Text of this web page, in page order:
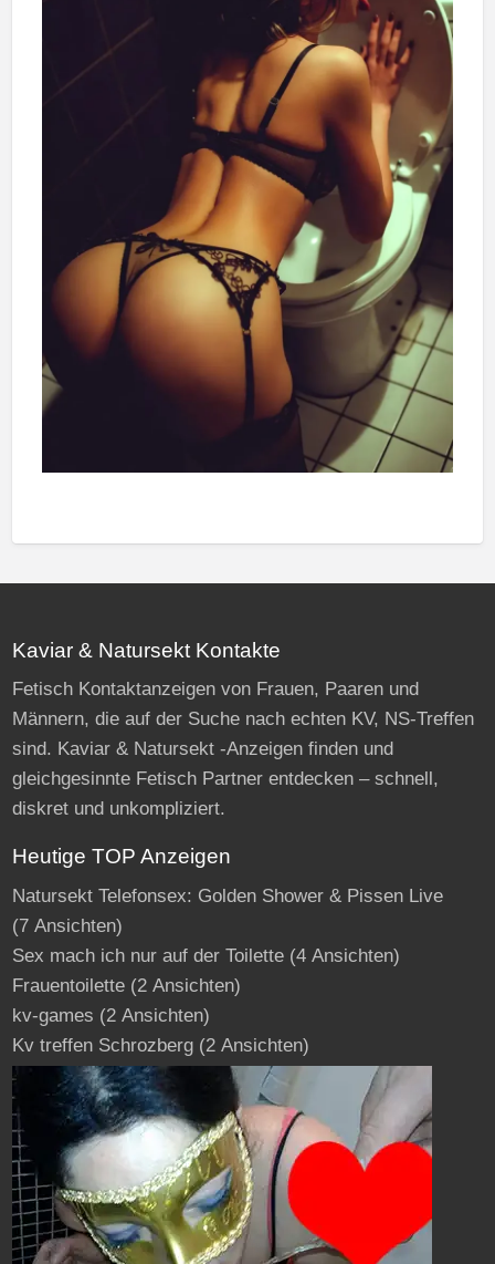
Kaviar & Natursekt Kontakte
Fetisch Kontaktanzeigen von Frauen, Paaren und
Männern, die auf der Suche nach echten KV, NS-Treffen
sind. Kaviar & Natursekt -Anzeigen finden und
gleichgesinnte Fetisch Partner entdecken – schnell,
diskret und unkompliziert.
Heutige TOP Anzeigen
Natursekt Telefonsex: Golden Shower & Pissen Live
(7 Ansichten)
Sex mach ich nur auf der Toilette(4 Ansichten)
Frauentoilette(2 Ansichten)
kv-games (2 Ansichten)
Kv treffen Schrozberg(2 Ansichten)